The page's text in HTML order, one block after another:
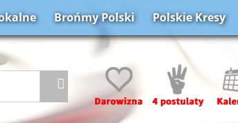
Brońmy Polski Polskie Kresy